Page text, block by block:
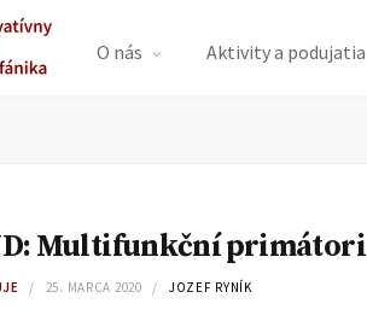
O nás Aktivity a podujatia
Multifunkční primátori
25. MARCA 2020 JOZEF RYNÍK